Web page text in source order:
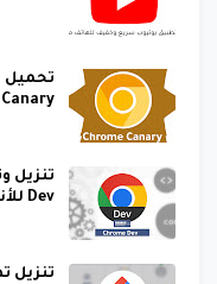
Canary للأندرويد apk
Dev للأندرويد apk